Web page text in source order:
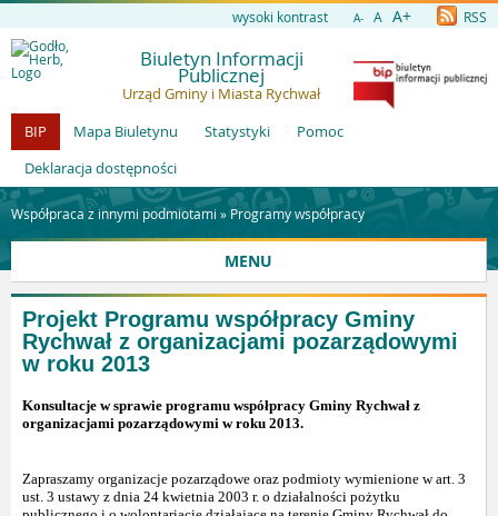
wysoki kontrast A- A A+ RSS
Biuletyn Informacji
Publicznej
Urząd Gminy i Miasta Rychwał
BIP
Mapa Biuletynu Statystyki
Pomoc
Deklaracja dostępności
Współpraca z innymi podmiotami » Programy współpracy
MENU
Projekt Programu współpracy Gminy
Rychwał z organizacjami pozarządowymi
w roku 2013
Konsultacje w sprawie programu współpracy Gminy Rychwał z
organizacjami pozarządowymi w roku 2013.
Zapraszamy organizacje pozarządowe oraz podmioty wymienione w art. 3
ust. 3 ustawy z dnia 24 kwietnia 2003 r. o działalności pożytku